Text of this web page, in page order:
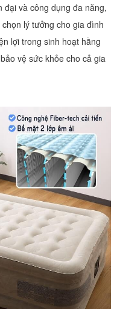
đại và công dụng đa năng,
chọn lý tưởng cho gia đình
lợi trong sinh hoạt hằng
vệ sức khỏe cho cả gia